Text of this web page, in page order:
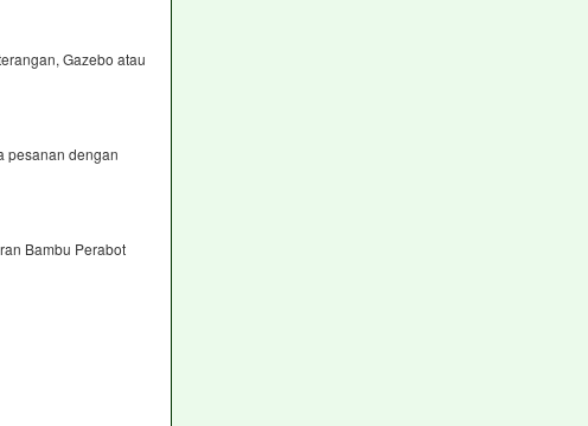
Gazebo atau
pesanan dengan
Bambu Perabot